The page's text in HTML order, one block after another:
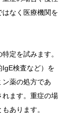
なく医療機関を
定を試みます。
検査など）を
薬の処方であ
れます。重症の場
あります。